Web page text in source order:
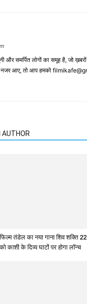
समर्पित लोगों का समूह है, जो
नजर आए, तो आप हमको
AUTHOR
फिल्म तंडेल का नया गाना शिव शक्ति
को काशी के दिव्य घाटों पर होगा लॉन्च